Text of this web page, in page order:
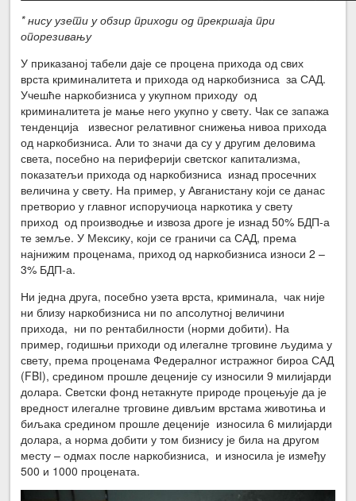
* нису узети у обзир приходи од прекршаја при
опорезивању
У приказаној табели даје се процена прихода од свих
врста криминалитета и прихода од наркобизниса за САД.
Учешће наркобизниса у укупном приходу од
криминалитета је мање него укупно у свету. Чак се запажа
тенденција извесног релативног снижења нивоа прихода
од наркобизниса. Али то значи да су у другим деловима
света, посебно на периферији светског капитализма,
показатељи прихода од наркобизниса изнад просечних
величина у свету. На пример, у Авганистану који се данас
претворио у главног испоручиоца наркотика у свету
приход од производње и извоза дроге је изнад 50% БДП-а
те земље. У Мексику, који се граничи са САД, према
најнижим проценама, приход од наркобизниса износи 2 –
3% БДП-а.
Ни једна друга, посебно узета врста, криминала, чак није
ни близу наркобизниса ни по апсолутној величини
прихода, ни по рентабилности (норми добити). На
пример, годишњи приходи од илегалне трговине људима у
свету, према проценама Федералног истражног бироа САД
(FBI), средином прошле деценије су износили 9 милијарди
долара. Светски фонд нетакнуте природе процењује да је
вредност илегалне трговине дивљим врстама животиња и
биљака средином прошле деценије износила 6 милијарди
долара, а норма добити у том бизнису је била на другом
месту – одмах после наркобизниса, и износила је између
500 и 1000 процената.